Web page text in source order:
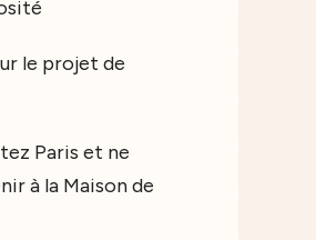
le projet de
Paris et ne
à la Maison de